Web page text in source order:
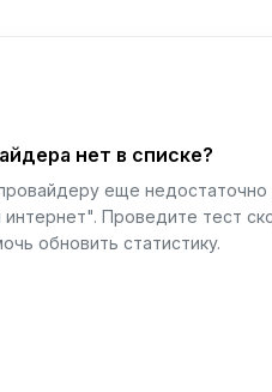
нет в списке?
еще недостаточно
Проведите тест
обновить статистику.